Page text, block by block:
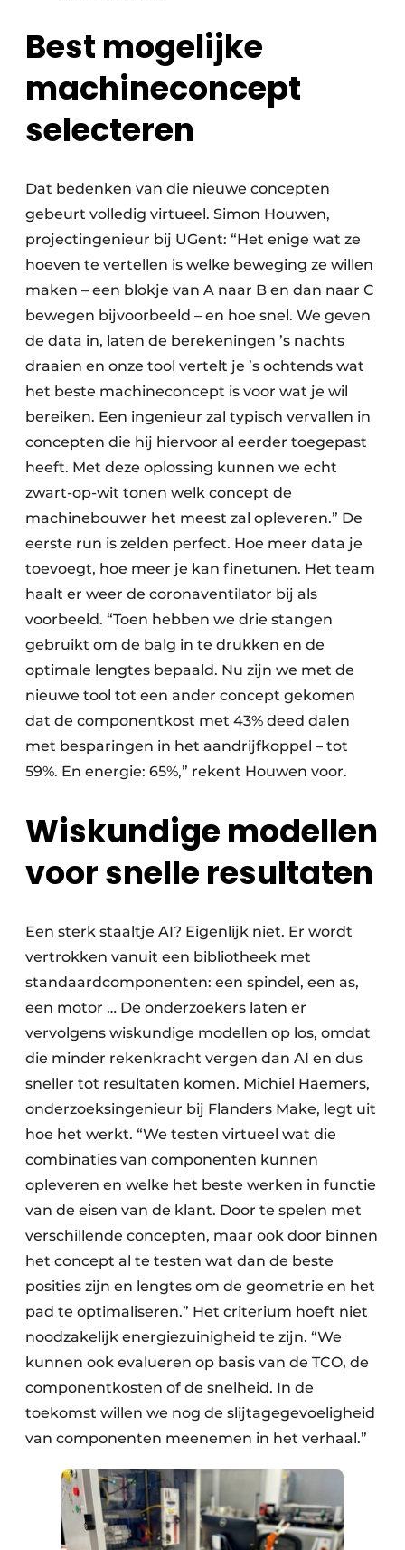
Best mogelijke
machineconcept
selecteren
Dat bedenken van die nieuwe concepten
gebeurt volledig virtueel. Simon Houwen,
projectingenieur bij UGent: “Het enige wat ze
hoeven te vertellen is welke beweging ze willen
maken – een blokje van A naar B en dan naar C
bewegen bijvoorbeeld – en hoe snel. We geven
de data in, laten de berekeningen ’s nachts
draaien en onze tool vertelt je ’s ochtends wat
het beste machineconcept is voor wat je wil
bereiken. Een ingenieur zal typisch vervallen in
concepten die hij hiervoor al eerder toegepast
heeft. Met deze oplossing kunnen we echt
zwart-op-wit tonen welk concept de
machinebouwer het meest zal opleveren.” De
eerste run is zelden perfect. Hoe meer data je
toevoegt, hoe meer je kan finetunen. Het team
haalt er weer de coronaventilator bij als
voorbeeld. “Toen hebben we drie stangen
gebruikt om de balg in te drukken en de
optimale lengtes bepaald. Nu zijn we met de
nieuwe tool tot een ander concept gekomen
dat de componentkost met 43% deed dalen
met besparingen in het aandrijfkoppel – tot
59%. En energie: 65%,” rekent Houwen voor.
Wiskundige modellen
voor snelle resultaten
Een sterk staaltje AI? Eigenlijk niet. Er wordt
vertrokken vanuit een bibliotheek met
standaardcomponenten: een spindel, een as,
een motor … De onderzoekers laten er
vervolgens wiskundige modellen op los, omdat
die minder rekenkracht vergen dan AI en dus
sneller tot resultaten komen. Michiel Haemers,
onderzoeksingenieur bij Flanders Make, legt uit
hoe het werkt. “We testen virtueel wat die
combinaties van componenten kunnen
opleveren en welke het beste werken in functie
van de eisen van de klant. Door te spelen met
verschillende concepten, maar ook door binnen
het concept al te testen wat dan de beste
posities zijn en lengtes om de geometrie en het
pad te optimaliseren.” Het criterium hoeft niet
noodzakelijk energiezuinigheid te zijn. “We
kunnen ook evalueren op basis van de TCO, de
componentkosten of de snelheid. In de
toekomst willen we nog de slijtagegevoeligheid
van componenten meenemen in het verhaal.”